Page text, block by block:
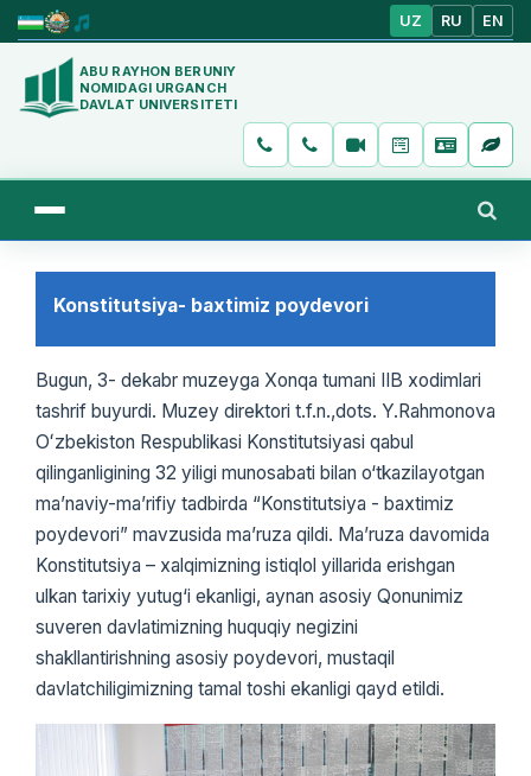
UZ RU EN
ABU RAYHON BERUNIY
NOMIDAGI URGANCH
DAVLAT UNIVERSITETI
Konstitutsiya- baxtimiz poydevori
Bugun, 3- dekabr muzeyga Xonqa tumani IIB xodimlari
tashrif buyurdi. Muzey direktori t.f.n.,dots. Y.Rahmonova
Oʻzbekiston Respublikasi Konstitutsiyasi qabul
qilinganligining 32 yiligi munosabati bilan o‘tkazilayotgan
ma’naviy-ma’rifiy tadbirda “Konstitutsiya - baxtimiz
poydevori” mavzusida ma’ruza qildi. Ma’ruza davomida
Konstitutsiya – xalqimizning istiqlol yillarida erishgan
ulkan tarixiy yutug‘i ekanligi, aynan asosiy Qonunimiz
suveren davlatimizning huquqiy negizini
shakllantirishning asosiy poydevori, mustaqil
davlatchiligimizning tamal toshi ekanligi qayd etildi.